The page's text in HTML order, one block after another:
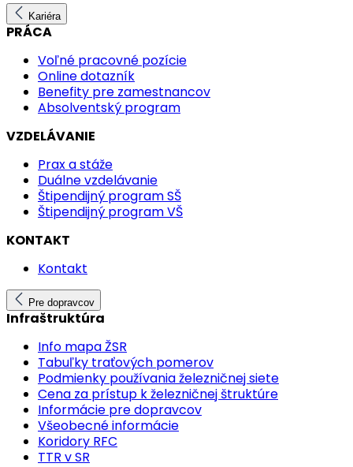
Kariéra
PRÁCA
Voľné pracovné pozície
Online dotazník
Benefity pre zamestnancov
Absolventský program
VZDELÁVANIE
Prax a stáže
Duálne vzdelávanie
Štipendijný program SŠ
Štipendijný program VŠ
KONTAKT
Kontakt
Pre dopravcov
Infraštruktúra
Info mapa ŽSR
Tabuľky traťových pomerov
Podmienky používania železničnej siete
Cena za prístup k železničnej štruktúre
Informácie pre dopravcov
Všeobecné informácie
Koridory RFC
TTR v SR